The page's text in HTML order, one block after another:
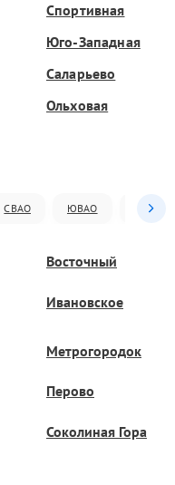
Спортивная
Юго-Западная
Саларьево
Ольховая
СВАО ЮВАО ЮАО
Восточный
Ивановское
Метрогородок
Перово
Соколиная Гора